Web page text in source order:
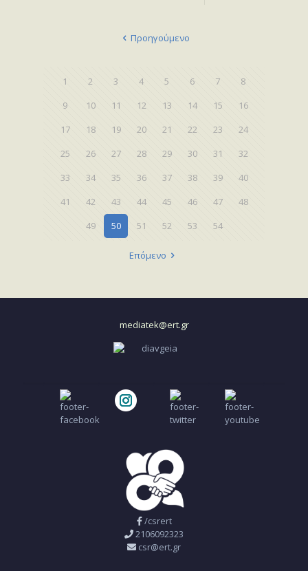
Προηγούμενο
1 2 3 4 5 6 7
8
9
10 11 12 13 14 15
16
17
18 19 20 21 22 23
24
25
26 27 28 29 30 31
32
33
34 35 36 37 38 39
40
41
42 43 44 45 46 47
48
49
50 51 52 53 54
Επόμενο
mediatek@ert.gr
/csrert
2106092323
csr@ert.gr